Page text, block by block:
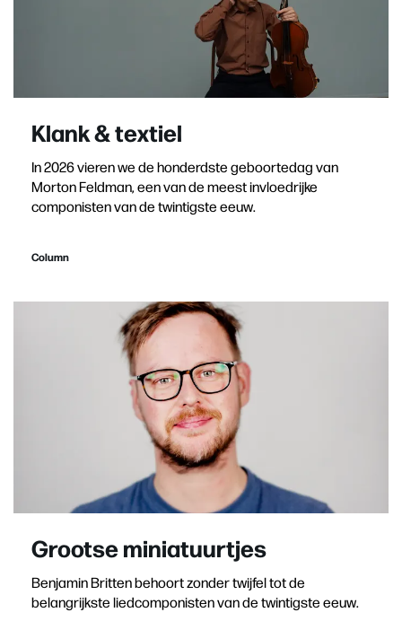
Klank & textiel
In 2026 vieren we de honderdste geboortedag van
Morton Feldman, een van de meest invloedrijke
componisten van de twintigste eeuw.
Column
Grootse miniatuurtjes
Benjamin Britten behoort zonder twijfel tot de
belangrijkste liedcomponisten van de twintigste eeuw.